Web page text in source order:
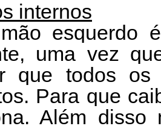
internos
esquerdo
uma vez
que todos os
Para que
Além